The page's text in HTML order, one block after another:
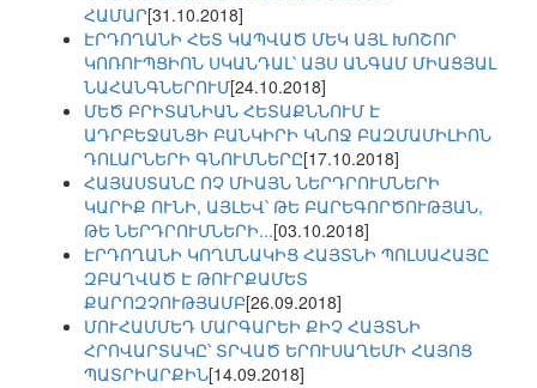
ՀԱՄԱՐ[31.10.2018]
ԷՐԴՈՂԱՆԻ ՀԵՏ ԿԱՊՎԱԾ ՄԵԿ ԱՅԼ ԽՈՇՈՐ
ԿՈՌՈՒՊՑԻՈՆ ՍԿԱՆԴԱԼ՝ ԱՅՍ ԱՆԳԱՄ ՄԻԱՑՅԱԼ
ՆԱՀԱՆԳՆԵՐՈՒՄ[24.10.2018]
ՄԵԾ ԲՐԻՏԱՆԻԱՆ ՀԵՏԱՔՆՆՈՒՄ Է
ԱԴՐԲԵՋԱՆՑԻ ԲԱՆԿԻՐԻ ԿՆՈՋ ԲԱԶՄԱՄԻԼԻՈՆ
ԴՈԼԱՐՆԵՐԻ ԳՆՈՒՄՆԵՐԸ[17.10.2018]
ՀԱՅԱՍՏԱՆԸ ՈՉ ՄԻԱՅՆ ՆԵՐԴՐՈՒՄՆԵՐԻ
ԿԱՐԻՔ ՈՒՆԻ, ԱՅԼԵՎ՝ ԹԵ ԲԱՐԵԳՈՐԾՈՒԹՅԱՆ,
ԹԵ ՆԵՐԴՐՈՒՄՆԵՐԻ...[03.10.2018]
ԷՐԴՈՂԱՆԻ ԿՈՂՄՆԱԿԻՑ ՀԱՅՏՆԻ ՊՈԼՍԱՀԱՅԸ
ԶԲԱՂՎԱԾ Է ԹՈՒՐՔԱՄԵՏ
ՔԱՐՈԶՉՈՒԹՅԱՄԲ[26.09.2018]
ՄՈՒՀԱՄՄԵԴ ՄԱՐԳԱՐԵԻ ՔԻՉ ՀԱՅՏՆԻ
ՀՐՈՎԱՐՏԱԿԸ՝ ՏՐՎԱԾ ԵՐՈՒՍԱՂԵՄԻ ՀԱՅՈՑ
ՊԱՏՐԻԱՐՔԻՆ[14.09.2018]